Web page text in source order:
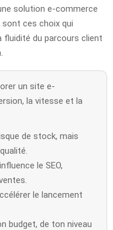
solution e-commerce
ces choix qui
fluidité du parcours client
un site e-
la vitesse et la
de stock, mais
le SEO,
le lancement
budget, de ton niveau